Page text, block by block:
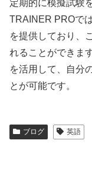
定期的に模擬試験
TRAINER PROで
を提供しており、
れることができま
を活用して、自分
とが可能です。
ブログ 英語